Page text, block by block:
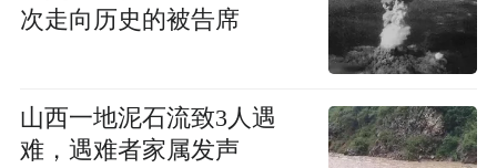
次走向历史的被告席
山西一地泥石流致3人遇
难，遇难者家属发声